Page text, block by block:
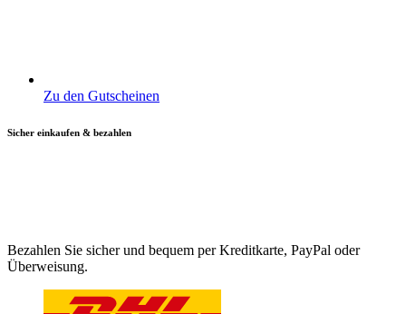
Zu den Gutscheinen
Sicher einkaufen & bezahlen
Bezahlen Sie sicher und bequem per Kreditkarte, PayPal oder
Überweisung.